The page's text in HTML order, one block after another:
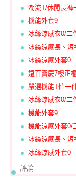
潮流T/休閒長褲
機能外套9
冰絲涼感衣0/二
冰絲涼感長、
冰絲涼感外套0
遠百寶慶7樓正
嚴選機能T恤一
冰絲涼感衣0/二
機能外套9
機能涼感外套0/
冰絲涼感長、
冰絲涼感外套0
評論